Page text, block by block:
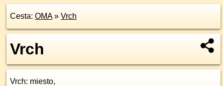
Cesta: OMA» Vrch
Vrch
Vrch: miesto,